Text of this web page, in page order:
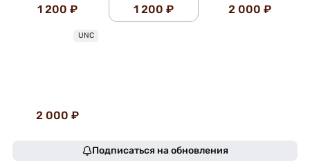
1 200 ₽ 1 200 ₽ 2 000 ₽
UNC
2 000 ₽
Подписаться на обновления